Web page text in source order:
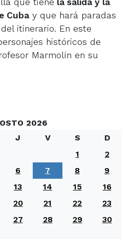
Cubay que hará paradas
itinerario. En este
históricos de
Marmolín en su
2026
J V S
D
1
2
6 7 8
9
13 14 15
16
20 21 22
23
27 28 29
30